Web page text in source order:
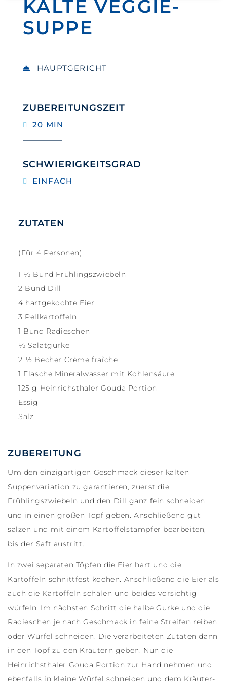
KALTE VEGGIE-
SUPPE
HAUPTGERICHT
ZUBEREITUNGSZEIT
20 MIN
SCHWIERIGKEITSGRAD
EINFACH
ZUBEREITUNG
Um den einzigartigen Geschmack dieser kalten
Suppenvariation zu garantieren, zuerst die
Frühlingszwiebeln und den Dill ganz fein schneiden
und in einen großen Topf geben. Anschließend gut
salzen und mit einem Kartoffelstampfer bearbeiten,
bis der Saft austritt.
In zwei separaten Töpfen die Eier hart und die
Kartoffeln schnittfest kochen. Anschließend die Eier als
auch die Kartoffeln schälen und beides vorsichtig
würfeln. Im nächsten Schritt die halbe Gurke und die
Radieschen je nach Geschmack in feine Streifen reiben
oder Würfel schneiden. Die verarbeiteten Zutaten dann
in den Topf zu den Kräutern geben. Nun die
Heinrichsthaler Gouda Portion zur Hand nehmen und
ebenfalls in kleine Würfel schneiden und dem Kräuter-
ZUTATEN
(Für 4 Personen)
1 ½ Bund Frühlingszwiebeln
2 Bund Dill
4 hartgekochte Eier
3 Pellkartoffeln
1 Bund Radieschen
½ Salatgurke
2 ½ Becher Crème fraîche
1 Flasche Mineralwasser mit Kohlensäure
125 g Heinrichsthaler Gouda Portion
Essig
Salz